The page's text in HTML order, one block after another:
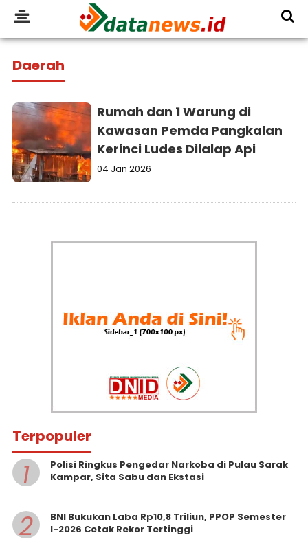
Daerah
Rumah dan 1 Warung di
Kawasan Pemda Pangkalan
Kerinci Ludes Dilalap Api
04 Jan 2026
Terpopuler
1
Polisi Ringkus Pengedar Narkoba di Pulau Sarak
Kampar, Sita Sabu dan Ekstasi
2
BNI Bukukan Laba Rp10,8 Triliun, PPOP Semester
I-2026 Cetak Rekor Tertinggi